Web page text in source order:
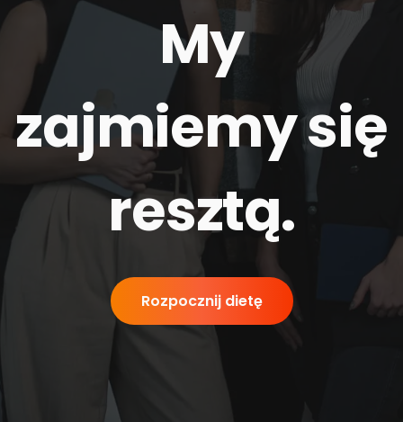
My
zajmiemy się
resztą.
Rozpocznij dietę